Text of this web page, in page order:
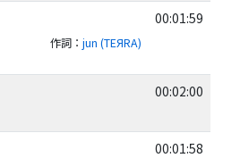
00:01:59
作詞 ：jun (TEЯRA)
00:02:00
00:01:58